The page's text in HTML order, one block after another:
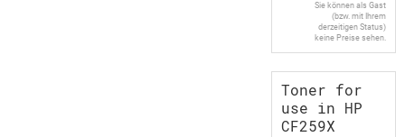
Sie können als Gast
(bzw. mit Ihrem
derzeitigen Status)
keine Preise sehen.
Toner for
use in HP
CF259X